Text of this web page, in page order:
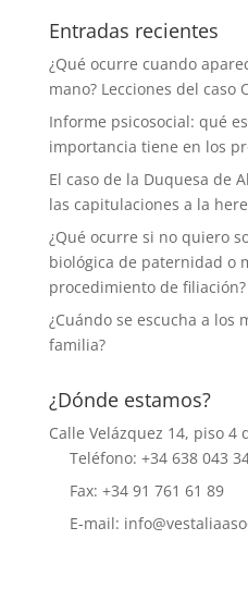
Entradas recientes
¿Qué ocurre cuando
mano? Lecciones del caso
Informe psicosocial: qué
importancia tiene en los
El caso de la Duquesa de
las capitulaciones a la
¿Qué ocurre si no quiero
biológica de paternidad o
procedimiento de filiación?
¿Cuándo se escucha a los
familia?
¿Dónde estamos?
Calle Velázquez 14, piso
Teléfono: +34 638 043
Fax: +34 91 761 61 89
E-mail: